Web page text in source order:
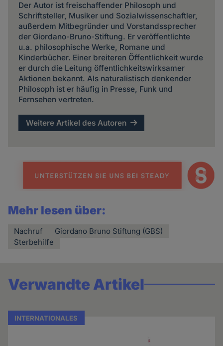
Der Autor ist freischaffender Philosoph und
Schriftsteller, Musiker und Sozialwissenschaftler,
außerdem Mitbegründer und Vorstandssprecher
der Giordano-Bruno-Stiftung. Er veröffentlichte
u.a. philosophische Werke, Romane und
Kinderbücher. Einer breiteren Öffentlichkeit wurde
er durch die Leitung öffentlichkeitswirksamer
Aktionen bekannt. Als naturalistisch denkender
Philosoph ist er häufig in Presse, Funk und
Fernsehen vertreten.
Weitere Artikel des Autoren
Mehr lesen über:
Nachruf
Giordano Bruno Stiftung (GBS)
Sterbehilfe
Verwandte Artikel
INTERNATIONALES